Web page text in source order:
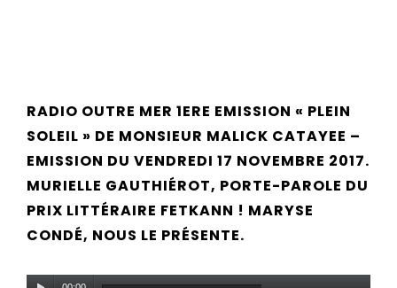
RADIO OUTRE MER 1ERE EMISSION « PLEIN
SOLEIL » DE MONSIEUR MALICK CATAYEE –
EMISSION DU VENDREDI 17 NOVEMBRE 2017.
MURIELLE GAUTHIÉROT, PORTE-PAROLE DU
PRIX LITTÉRAIRE FETKANN ! MARYSE
CONDÉ, NOUS LE PRÉSENTE.
Lecteur